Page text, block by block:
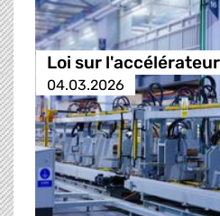
Loi sur
04.03.2026